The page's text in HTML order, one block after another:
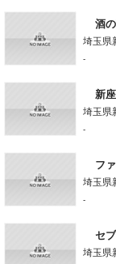
酒
埼玉県
-
新
埼玉県
-
フ
埼玉県
-
セ
埼玉県